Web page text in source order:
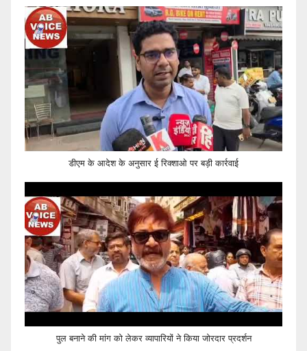
डीएम के आदेश के अनुसार ई रिक्शाओ पर बड़ी कार्रवाई
पुल बनाने की मांग को लेकर व्यापारियों ने किया जोरदार प्रदर्शन